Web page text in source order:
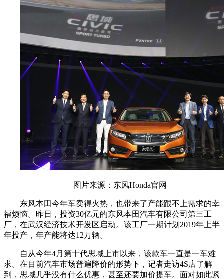
图片来源：东风Honda官网
东风本田今年车卖得火热，也带来了产能跟不上需求的幸
福烦恼。昨日，投资30亿元的东风本田汽车有限公司第三工
厂，在武汉经济技术开发区启动。该工厂一期计划2019年上半
年投产，年产能将达12万辆。
自从今年4月第十代思域上市以来，该款车一直是一车难
求。在目前汽车市场普遍降价的形势下，记者走访4S店了解
到，思域几乎没有什么优惠，甚至还要加价提车。面对如此紧